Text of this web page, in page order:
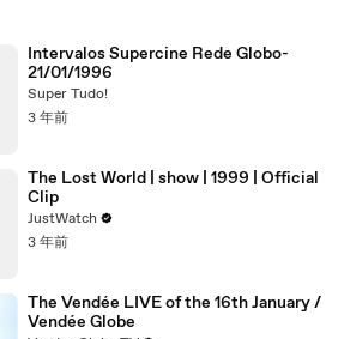
Intervalos Supercine Rede Globo-
21/01/1996
Super Tudo!
3 年前
The Lost World | show | 1999 | Official
Clip
JustWatch
3 年前
The Vendée LIVE of the 16th January /
Vendée Globe